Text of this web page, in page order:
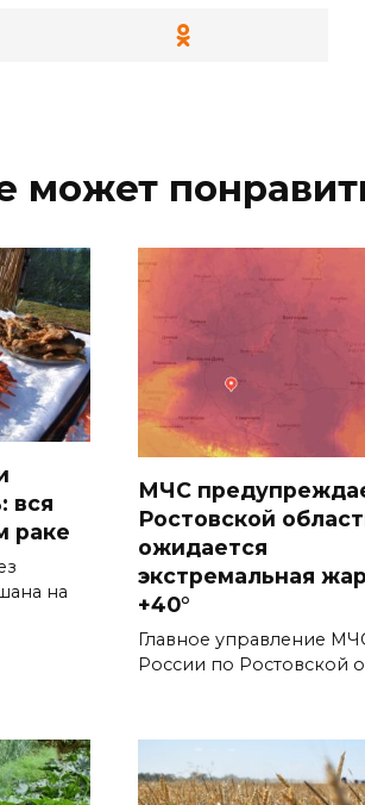
может
вся
раке
на
МЧС
Ростовской
ожидается
экстремальная
+40°
Главное управление
России по Ростовской